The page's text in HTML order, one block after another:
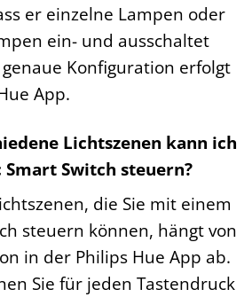
er einzelne Lampen oder
ein- und ausschaltet
Konfiguration erfolgt
App.
Lichtszenen kann ich
Switch steuern?
die Sie mit einem
steuern können, hängt von
in der Philips Hue App ab.
Sie für jeden Tastendruck